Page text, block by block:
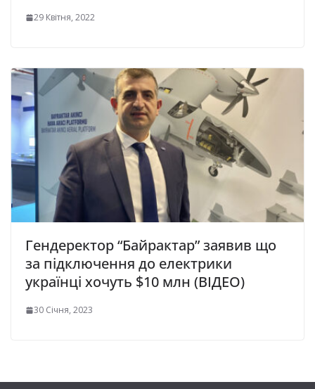
29 Квітня, 2022
Гендеректор “Байрактар” заявив що
за підключення до електрики
українці хочуть $10 млн (ВІДЕО)
30 Січня, 2023